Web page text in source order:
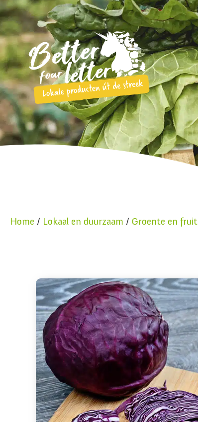
Home / Lokaal en duurzaam / Groente en fruit